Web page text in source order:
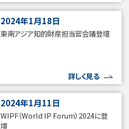
2024年1月18日
東南アジア知的財産担当官会議登壇
詳しく見る
2024年1月11日
WIPF（World IP Forum）2024に登
壇